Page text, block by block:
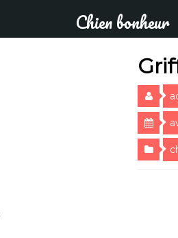
Chien bonheur